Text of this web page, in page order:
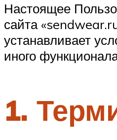
Настоящее
сайта
устанавливает
иного
1.